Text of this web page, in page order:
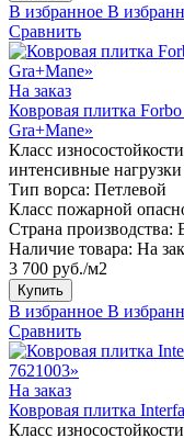
В избранное В
Сравнить
На заказ
Ковровая плитка
Gra+Mane»
Класс
интенсивные нагрузки
Тип ворса: Петлевой
Класс пожарной
Страна производства:
Наличие товара: На
3 700 руб./м2
Купить
В избранное В
Сравнить
На заказ
Ковровая плитка
Класс